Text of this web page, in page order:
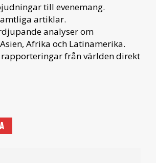
till evenemang.
artiklar.
analyser om
Afrika och Latinamerika.
rapporteringar från världen direkt